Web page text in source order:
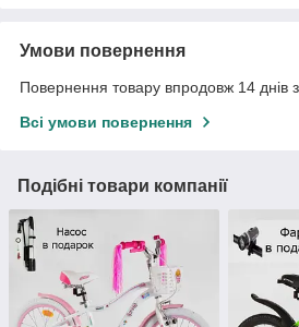
Умови повернення
Повернення товару впродовж 14 днів
Всі умови повернення
Подібні товари компанії